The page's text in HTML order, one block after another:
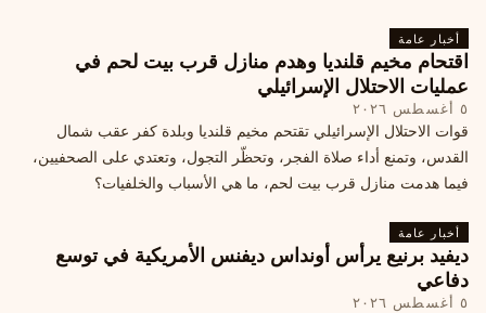
أخبار عامة
اقتحام مخيم قلنديا وهدم منازل قرب بيت لحم في
عمليات الاحتلال الإسرائيلي
٥ أغسطس ٢٠٢٦
قوات الاحتلال الإسرائيلي تقتحم مخيم قلنديا وبلدة كفر عقب شمال
القدس، وتمنع أداء صلاة الفجر، وتحظّر التجول، وتعتدي على الصحفيين،
فيما هدمت منازل قرب بيت لحم، ما هي الأسباب والخلفيات؟
أخبار عامة
ديفيد برنيع يرأس أونداس ديفنس الأمريكية في توسع
دفاعي
٥ أغسطس ٢٠٢٦